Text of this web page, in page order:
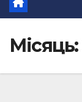
Місяць: